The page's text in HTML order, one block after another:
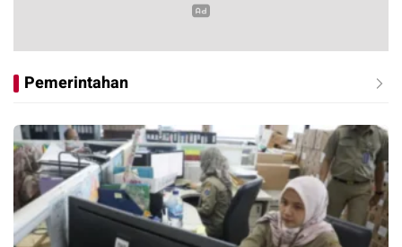
Pemerintahan